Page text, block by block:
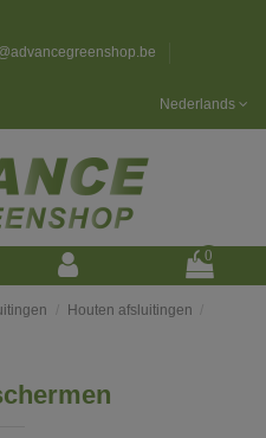
Nederlands
0
Houten afsluitingen